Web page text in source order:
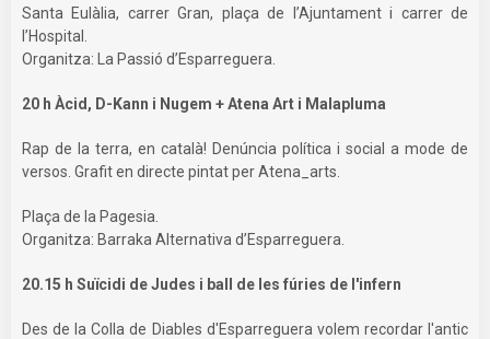
Santa Eulàlia, carrer Gran, plaça de l’Ajuntament i carrer de
l’Hospital.
Organitza: La Passió d’Esparreguera.
20 h Àcid, D-Kann i Nugem + Atena Art i Malapluma
Rap de la terra, en català! Denúncia política i social a mode de
versos. Grafit en directe pintat per Atena_arts.
Plaça de la Pagesia.
Organitza: Barraka Alternativa d’Esparreguera.
20.15 h Suïcidi de Judes i ball de les fúries de l'infern
Des de la Colla de Diables d'Esparreguera volem recordar l'antic